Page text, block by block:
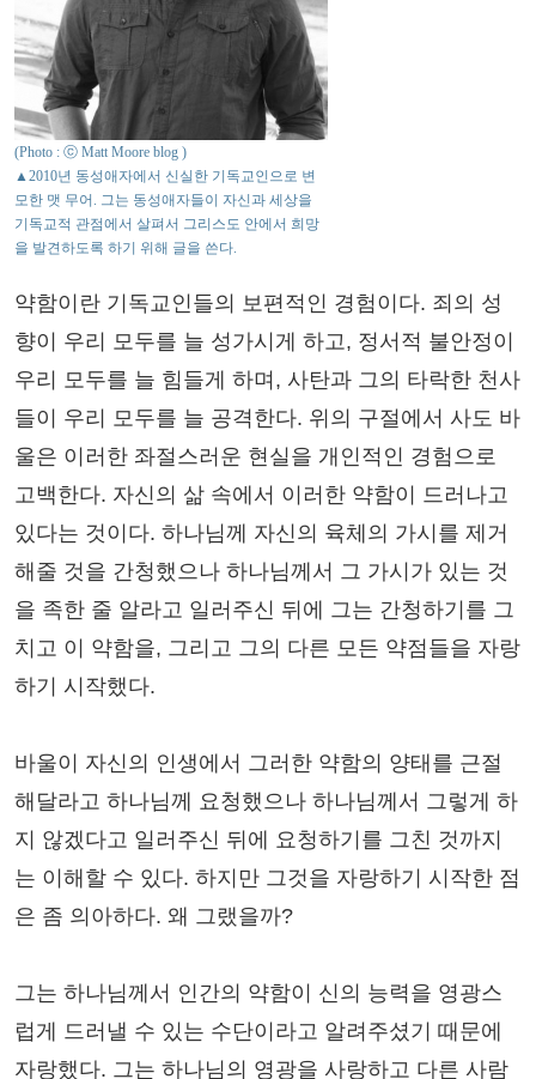
(Photo : ⓒ Matt Moore blog )
▲2010년 동성애자에서 신실한 기독교인으로 변
모한 맷 무어. 그는 동성애자들이 자신과 세상을
기독교적 관점에서 살펴서 그리스도 안에서 희망
을 발견하도록 하기 위해 글을 쓴다.
약함이란 기독교인들의 보편적인 경험이다. 죄의 성
향이 우리 모두를 늘 성가시게 하고, 정서적 불안정이
우리 모두를 늘 힘들게 하며, 사탄과 그의 타락한 천사
들이 우리 모두를 늘 공격한다. 위의 구절에서 사도 바
울은 이러한 좌절스러운 현실을 개인적인 경험으로
고백한다. 자신의 삶 속에서 이러한 약함이 드러나고
있다는 것이다. 하나님께 자신의 육체의 가시를 제거
해줄 것을 간청했으나 하나님께서 그 가시가 있는 것
을 족한 줄 알라고 일러주신 뒤에 그는 간청하기를 그
치고 이 약함을, 그리고 그의 다른 모든 약점들을 자랑
하기 시작했다.
바울이 자신의 인생에서 그러한 약함의 양태를 근절
해달라고 하나님께 요청했으나 하나님께서 그렇게 하
지 않겠다고 일러주신 뒤에 요청하기를 그친 것까지
는 이해할 수 있다. 하지만 그것을 자랑하기 시작한 점
은 좀 의아하다. 왜 그랬을까?
그는 하나님께서 인간의 약함이 신의 능력을 영광스
럽게 드러낼 수 있는 수단이라고 알려주셨기 때문에
자랑했다. 그는 하나님의 영광을 사랑하고 다른 사람